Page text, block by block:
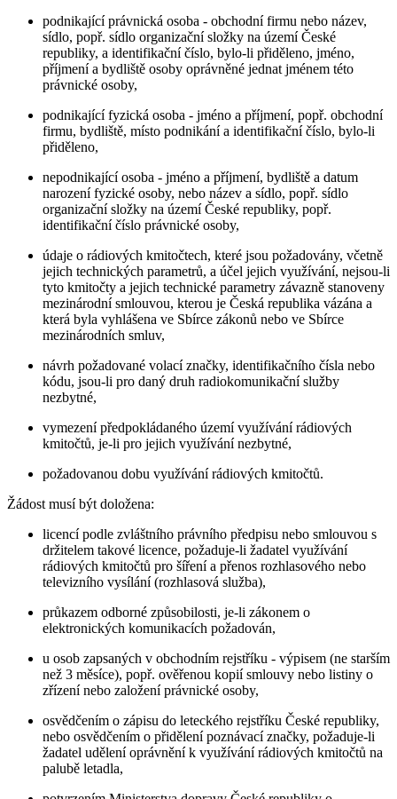
podnikající právnická osoba - obchodní firmu nebo název,
sídlo, popř. sídlo organizační složky na území České
republiky, a identifikační číslo, bylo-li přiděleno, jméno,
příjmení a bydliště osoby oprávněné jednat jménem této
právnické osoby,
podnikající fyzická osoba - jméno a příjmení, popř. obchodní
firmu, bydliště, místo podnikání a identifikační číslo, bylo-li
přiděleno,
nepodnikající osoba - jméno a příjmení, bydliště a datum
narození fyzické osoby, nebo název a sídlo, popř. sídlo
organizační složky na území České republiky, popř.
identifikační číslo právnické osoby,
údaje o rádiových kmitočtech, které jsou požadovány, včetně
jejich technických parametrů, a účel jejich využívání, nejsou-li
tyto kmitočty a jejich technické parametry závazně stanoveny
mezinárodní smlouvou, kterou je Česká republika vázána a
která byla vyhlášena ve Sbírce zákonů nebo ve Sbírce
mezinárodních smluv,
návrh požadované volací značky, identifikačního čísla nebo
kódu, jsou-li pro daný druh radiokomunikační služby
nezbytné,
vymezení předpokládaného území využívání rádiových
kmitočtů, je-li pro jejich využívání nezbytné,
požadovanou dobu využívání rádiových kmitočtů.
Žádost musí být doložena:
licencí podle zvláštního právního předpisu nebo smlouvou s
držitelem takové licence, požaduje-li žadatel využívání
rádiových kmitočtů pro šíření a přenos rozhlasového nebo
televizního vysílání (rozhlasová služba),
průkazem odborné způsobilosti, je-li zákonem o
elektronických komunikacích požadován,
u osob zapsaných v obchodním rejstříku - výpisem (ne starším
než 3 měsíce), popř. ověřenou kopií smlouvy nebo listiny o
zřízení nebo založení právnické osoby,
osvědčením o zápisu do leteckého rejstříku České republiky,
nebo osvědčením o přidělení poznávací značky, požaduje-li
žadatel udělení oprávnění k využívání rádiových kmitočtů na
palubě letadla,